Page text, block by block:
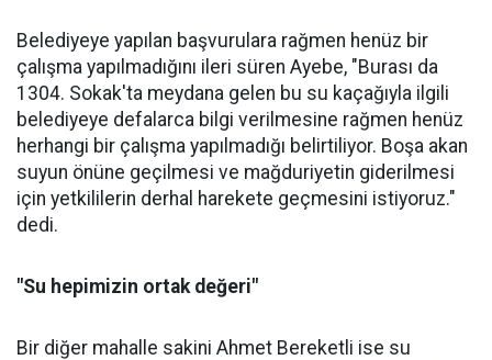
Belediyeye yapılan başvurulara rağmen henüz bir
çalışma yapılmadığını ileri süren Ayebe, "Burası da
1304. Sokak'ta meydana gelen bu su kaçağıyla ilgili
belediyeye defalarca bilgi verilmesine rağmen henüz
herhangi bir çalışma yapılmadığı belirtiliyor. Boşa akan
suyun önüne geçilmesi ve mağduriyetin giderilmesi
için yetkililerin derhal harekete geçmesini istiyoruz."
dedi.
"Su hepimizin ortak değeri"
Bir diğer mahalle sakini Ahmet Bereketli ise su